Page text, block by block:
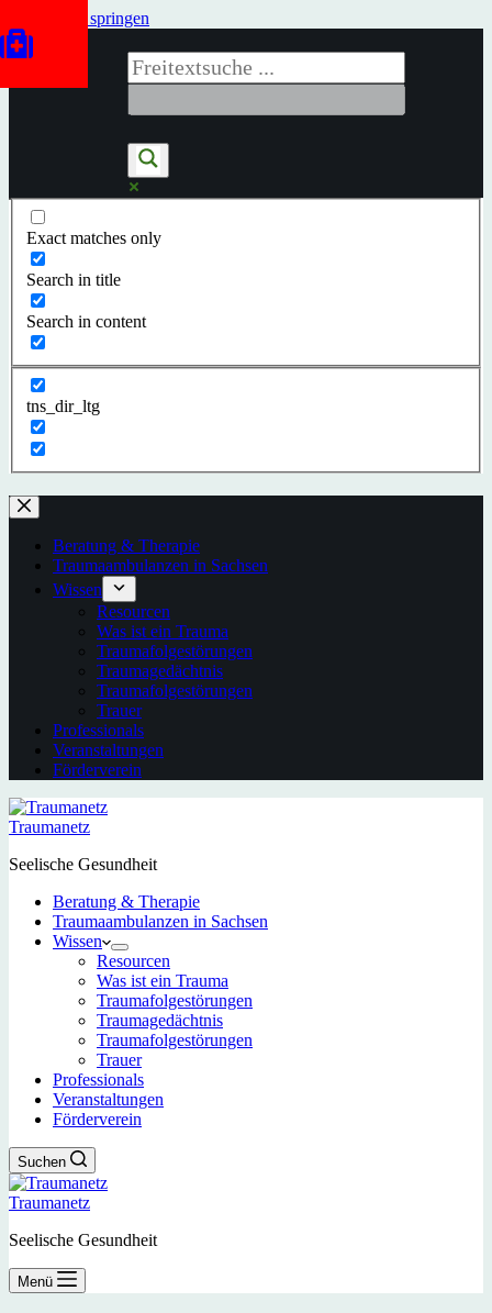
Zum Inhalt springen
Exact matches only
Search in title
Search in content
tns_dir_ltg
Beratung & Therapie
Traumaambulanzen in Sachsen
Wissen
Resourcen
Was ist ein Trauma
Traumafolgestörungen
Traumagedächtnis
Traumafolgestörungen
Trauer
Professionals
Veranstaltungen
Förderverein
Traumanetz
Seelische Gesundheit
Beratung & Therapie
Traumaambulanzen in Sachsen
Wissen
Resourcen
Was ist ein Trauma
Traumafolgestörungen
Traumagedächtnis
Traumafolgestörungen
Trauer
Professionals
Veranstaltungen
Förderverein
Suchen
Traumanetz
Seelische Gesundheit
Menü